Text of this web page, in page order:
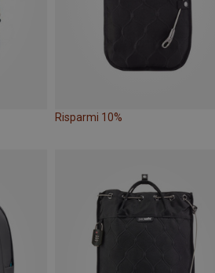
Risparmi 10%